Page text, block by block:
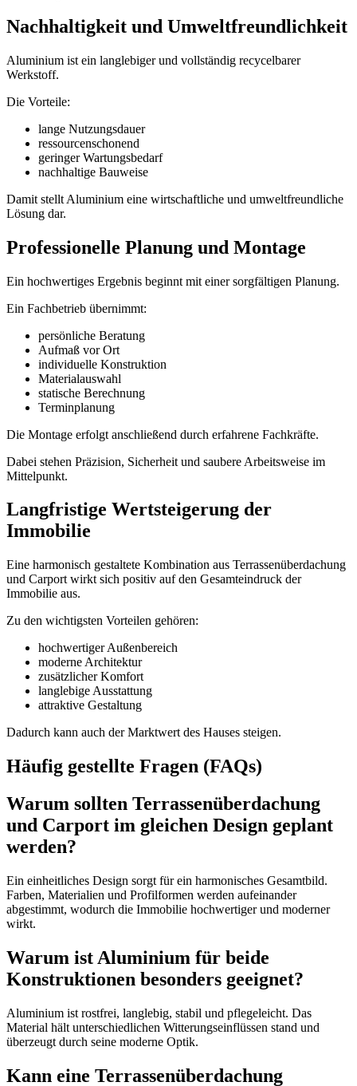
Nachhaltigkeit und Umweltfreundlichkeit
Aluminium ist ein langlebiger und vollständig recycelbarer
Werkstoff.
Die Vorteile:
lange Nutzungsdauer
ressourcenschonend
geringer Wartungsbedarf
nachhaltige Bauweise
Damit stellt Aluminium eine wirtschaftliche und umweltfreundliche
Lösung dar.
Professionelle Planung und Montage
Ein hochwertiges Ergebnis beginnt mit einer sorgfältigen Planung.
Ein Fachbetrieb übernimmt:
persönliche Beratung
Aufmaß vor Ort
individuelle Konstruktion
Materialauswahl
statische Berechnung
Terminplanung
Die Montage erfolgt anschließend durch erfahrene Fachkräfte.
Dabei stehen Präzision, Sicherheit und saubere Arbeitsweise im
Mittelpunkt.
Langfristige Wertsteigerung der
Immobilie
Eine harmonisch gestaltete Kombination aus Terrassenüberdachung
und Carport wirkt sich positiv auf den Gesamteindruck der
Immobilie aus.
Zu den wichtigsten Vorteilen gehören:
hochwertiger Außenbereich
moderne Architektur
zusätzlicher Komfort
langlebige Ausstattung
attraktive Gestaltung
Dadurch kann auch der Marktwert des Hauses steigen.
Häufig gestellte Fragen (FAQs)
Warum sollten Terrassenüberdachung
und Carport im gleichen Design geplant
werden?
Ein einheitliches Design sorgt für ein harmonisches Gesamtbild.
Farben, Materialien und Profilformen werden aufeinander
abgestimmt, wodurch die Immobilie hochwertiger und moderner
wirkt.
Warum ist Aluminium für beide
Konstruktionen besonders geeignet?
Aluminium ist rostfrei, langlebig, stabil und pflegeleicht. Das
Material hält unterschiedlichen Witterungseinflüssen stand und
überzeugt durch seine moderne Optik.
Kann eine Terrassenüberdachung